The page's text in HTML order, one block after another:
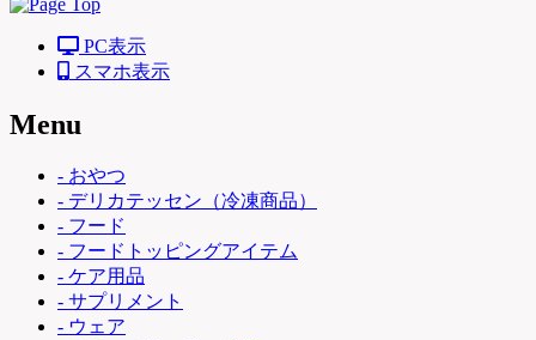
PC表示
スマホ表示
Menu
- おやつ
- デリカテッセン（冷凍商品）
- フード
- フードトッピングアイテム
- ケア用品
- サプリメント
- ウェア